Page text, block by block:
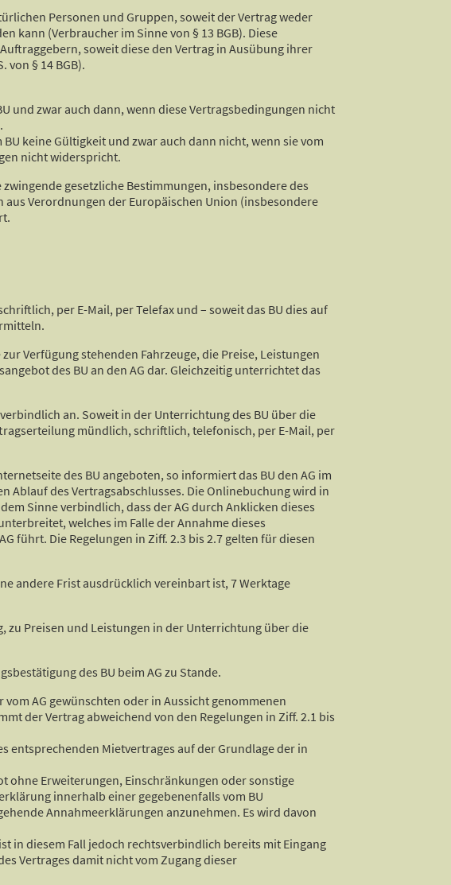
Personen und Gruppen, soweit der Vertrag weder
kann (Verbraucher im Sinne von § 13 BGB). Diese
soweit diese den Vertrag in Ausübung ihrer
§ 14 BGB).
und zwar auch dann, wenn diese Vertragsbedingungen nicht
keine Gültigkeit und zwar auch dann nicht, wenn sie vom
nicht widerspricht.
gesetzliche Bestimmungen, insbesondere des
Verordnungen der Europäischen Union (insbesondere
per E-Mail, per Telefax und – soweit das BU dies auf
Verfügung stehenden Fahrzeuge, die Preise, Leistungen
des BU an den AG dar. Gleichzeitig unterrichtet das
an. Soweit in der Unterrichtung des BU über die
mündlich, schriftlich, telefonisch, per E-Mail, per
des BU angeboten, so informiert das BU den AG im
des Vertragsabschlusses. Die Onlinebuchung wird in
Sinne verbindlich, dass der AG durch Anklicken dieses
welches im Falle der Annahme dieses
führt. Die Regelungen in Ziff. 2.3 bis 2.7 gelten für diesen
andere Frist ausdrücklich vereinbart ist, 7 Werktage
zu Preisen und Leistungen in der Unterrichtung über die
des BU beim AG zu Stande.
AG gewünschten oder in Aussicht genommenen
der Vertrag abweichend von den Regelungen in Ziff. 2.1 bis
entsprechenden Mietvertrages auf der Grundlage der in
ohne Erweiterungen, Einschränkungen oder sonstige
innerhalb einer gegebenenfalls vom BU
Annahmeerklärungen anzunehmen. Es wird davon
in diesem Fall jedoch rechtsverbindlich bereits mit Eingang
Vertrages damit nicht vom Zugang dieser